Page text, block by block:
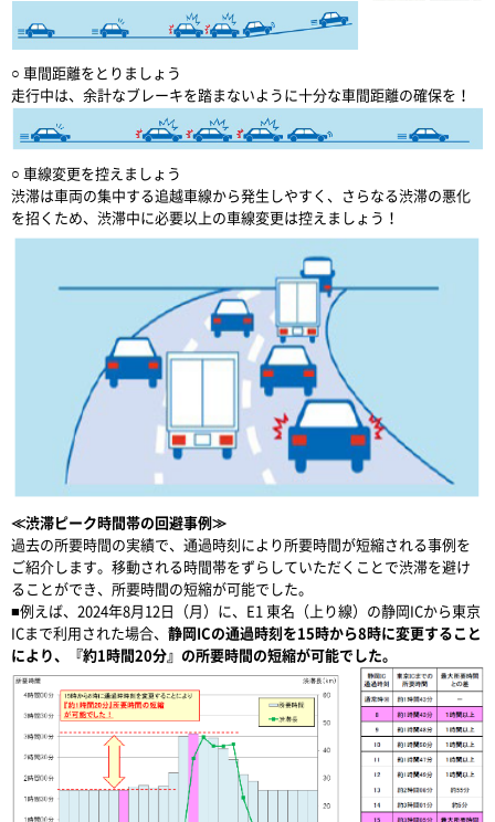
○ 車間距離をとりましょう
走行中は、余計なブレーキを踏まないように十分な車間距離の確保を！
○ 車線変更を控えましょう
渋滞は車両の集中する追越車線から発生しやすく、さらなる渋滞の悪化
を招くため、渋滞中に必要以上の車線変更は控えましょう！
≪渋滞ピーク時間帯の回避事例≫
過去の所要時間の実績で、通過時刻により所要時間が短縮される事例を
ご紹介します。移動される時間帯をずらしていただくことで渋滞を避け
ることができ、所要時間の短縮が可能でした。
■例えば、2024年8月12日（月）に、E1 東名（上り線）の静岡ICから東京
ICまで利用された場合、 静岡ICの通過時刻を15時から8時に変更すること
により、『約1時間20分』の所要時間の短縮が可能でした。